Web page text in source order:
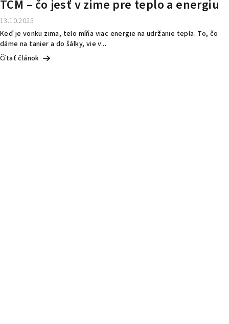
TČM – čo jesť v zime pre teplo a energiu
13.10.2025
Keď je vonku zima, telo míňa viac energie na udržanie tepla. To, čo
dáme na tanier a do šálky, vie v...
Čítať článok